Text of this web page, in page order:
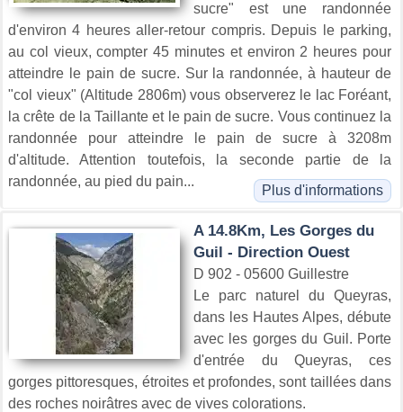
sucre" est une randonnée
d'environ 4 heures aller-retour compris. Depuis le parking,
au col vieux, compter 45 minutes et environ 2 heures pour
atteindre le pain de sucre. Sur la randonnée, à hauteur de
"col vieux" (Altitude 2806m) vous observerez le lac Foréant,
la crête de la Taillante et le pain de sucre. Vous continuez la
randonnée pour atteindre le pain de sucre à 3208m
d'altitude. Attention toutefois, la seconde partie de la
randonnée, au pied du pain...
Plus d'informations
A 14.8Km, Les Gorges du
Guil - Direction Ouest
D 902 - 05600 Guillestre
Le parc naturel du Queyras,
dans les Hautes Alpes, débute
avec les gorges du Guil. Porte
d'entrée du Queyras, ces
gorges pittoresques, étroites et profondes, sont taillées dans
des roches noirâtres avec de vives colorations.